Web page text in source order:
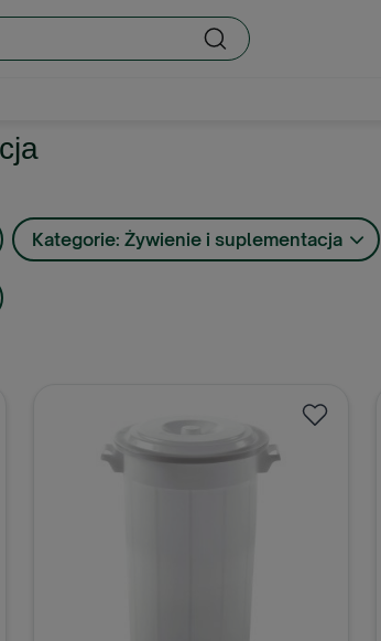
Kategorie: Żywienie i suplementacja